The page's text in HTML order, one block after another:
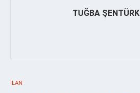
TUĞBA ŞENTÜRK
İLAN